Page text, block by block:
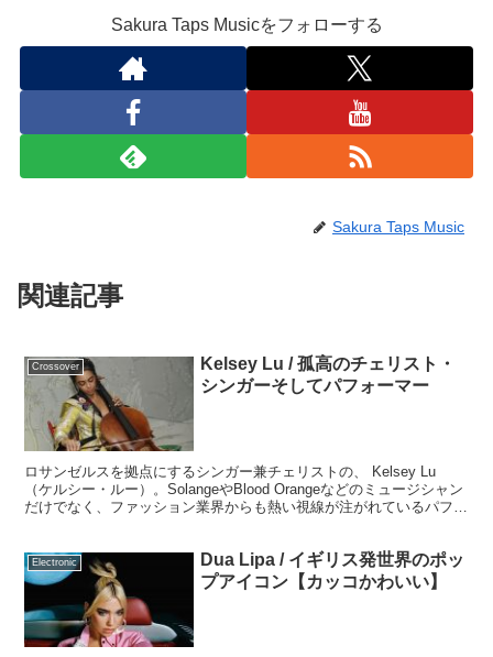
Sakura Taps Musicをフォローする
Sakura Taps Music
関連記事
Crossover
Kelsey Lu / 孤高のチェリスト・
シンガーそしてパフォーマー
ロサンゼルスを拠点にするシンガー兼チェリストの、 Kelsey Lu
（ケルシー・ルー）。SolangeやBlood Orangeなどのミュージシャン
だけでなく、ファッション業界からも熱い視線が注がれているパフォ
Electronic
Dua Lipa / イギリス発世界のポッ
プアイコン【カッコかわいい】